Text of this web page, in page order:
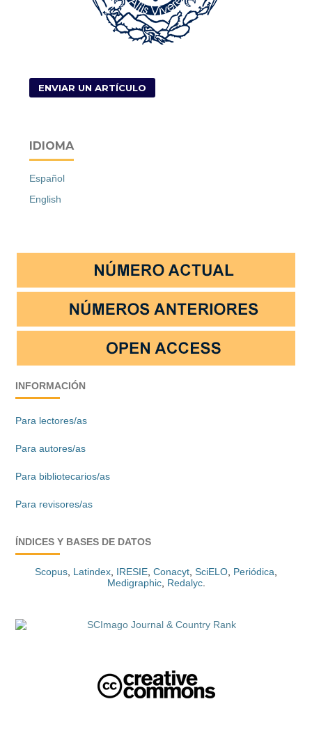
ENVIAR UN ARTÍCULO
IDIOMA
Español
English
INFORMACIÓN
Para lectores/as
Para autores/as
Para bibliotecarios/as
Para revisores/as
ÍNDICES Y BASES DE DATOS
Scopus, Latindex, IRESIE, Conacyt, SciELO, Periódica,
Medigraphic, Redalyc.